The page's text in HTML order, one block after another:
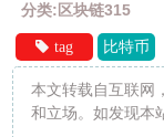
分类:区块链315
tag 比特币
本文转载自互联网
和立场。如发现本